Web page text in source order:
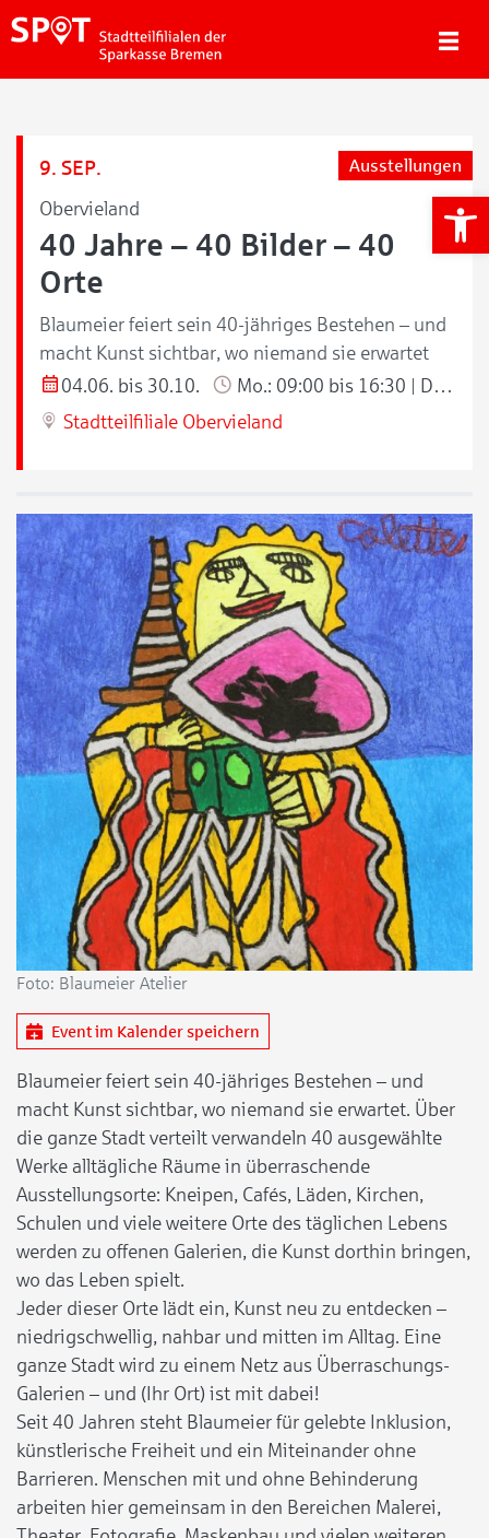
9. SEP.
Obervieland
Ausstellungen
40 Jahre – 40 Bilder – 40
Orte
Blaumeier feiert sein 40-jähriges Bestehen – und
macht Kunst sichtbar, wo niemand sie erwartet
04.06. bis 30.10.
Mo.: 09:00 bis 16:30 | Di./Do.: 09:00 bis 18:00 | Mi./Fr.: 09:00 bis 13:00 Uhr
Stadtteilfiliale Obervieland
Foto: Blaumeier Atelier
Event im Kalender speichern
Blaumeier feiert sein 40-jähriges Bestehen – und
macht Kunst sichtbar, wo niemand sie erwartet. Über
die ganze Stadt verteilt verwandeln 40 ausgewählte
Werke alltägliche Räume in überraschende
Ausstellungsorte: Kneipen, Cafés, Läden, Kirchen,
Schulen und viele weitere Orte des täglichen Lebens
werden zu offenen Galerien, die Kunst dorthin bringen,
wo das Leben spielt.
Jeder dieser Orte lädt ein, Kunst neu zu entdecken –
niedrigschwellig, nahbar und mitten im Alltag. Eine
ganze Stadt wird zu einem Netz aus Überraschungs-
Galerien – und (Ihr Ort) ist mit dabei!
Seit 40 Jahren steht Blaumeier für gelebte Inklusion,
künstlerische Freiheit und ein Miteinander ohne
Barrieren. Menschen mit und ohne Behinderung
arbeiten hier gemeinsam in den Bereichen Malerei,